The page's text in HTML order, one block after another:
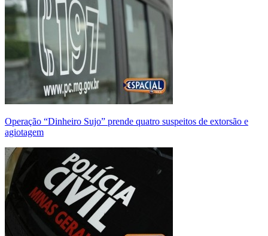
Operação “Dinheiro Sujo” prende quatro suspeitos de extorsão e
agiotagem